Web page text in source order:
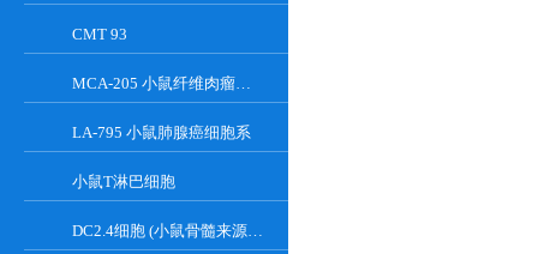
CMT 93
MCA-205 小鼠纤维肉瘤细胞系
LA-795 小鼠肺腺癌细胞系
小鼠T淋巴细胞
DC2.4细胞 (小鼠骨髓来源树突状细胞)